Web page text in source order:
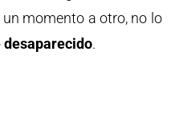
momento a otro, no lo
desaparecido.